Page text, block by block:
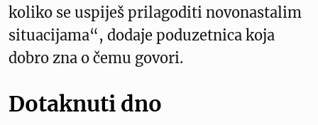
koliko se uspiješ prilagoditi novonastalim
situacijama“, dodaje poduzetnica koja
dobro zna o čemu govori.
Dotaknuti dno